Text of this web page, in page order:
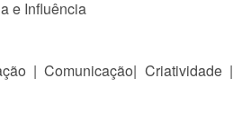
e Influência
| Comunicação| Criatividade |